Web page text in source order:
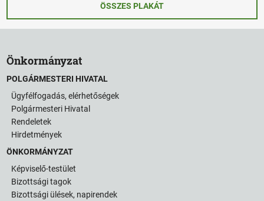
ÖSSZES PLAKÁT
Önkormányzat
POLGÁRMESTERI HIVATAL
Ügyfélfogadás, elérhetőségek
Polgármesteri Hivatal
Rendeletek
Hirdetmények
ÖNKORMÁNYZAT
Képviselő-testület
Bizottsági tagok
Bizottsági ülések, napirendek